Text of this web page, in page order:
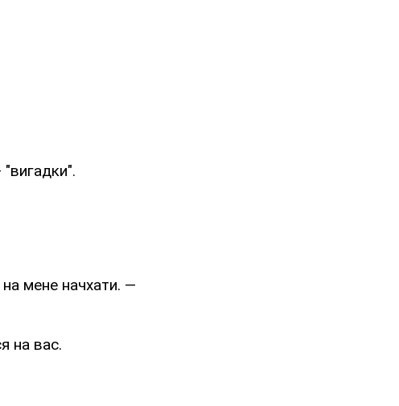
"вигадки".
мене начхати. —
на вас.